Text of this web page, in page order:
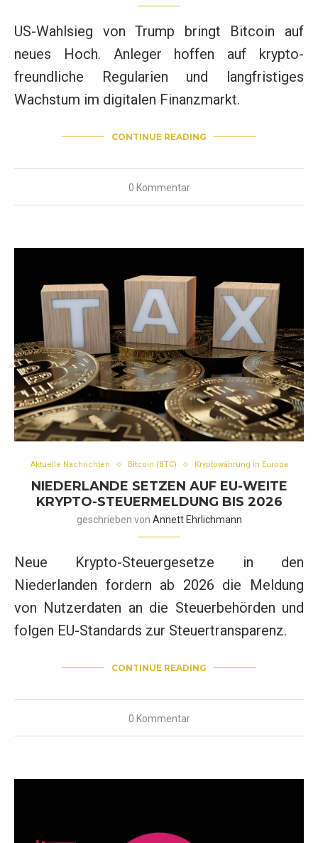
US-Wahlsieg von Trump bringt Bitcoin auf
neues Hoch. Anleger hoffen auf krypto-
freundliche Regularien und langfristiges
Wachstum im digitalen Finanzmarkt.
CONTINUE READING
0 Kommentar
Aktuelle Nachrichten Bitcoin (BTC) Kryptowährung in Europa
NIEDERLANDE SETZEN AUF EU-WEITE
KRYPTO-STEUERMELDUNG BIS 2026
geschrieben von Annett Ehrlichmann
Neue Krypto-Steuergesetze in den
Niederlanden fordern ab 2026 die Meldung
von Nutzerdaten an die Steuerbehörden und
folgen EU-Standards zur Steuertransparenz.
CONTINUE READING
0 Kommentar